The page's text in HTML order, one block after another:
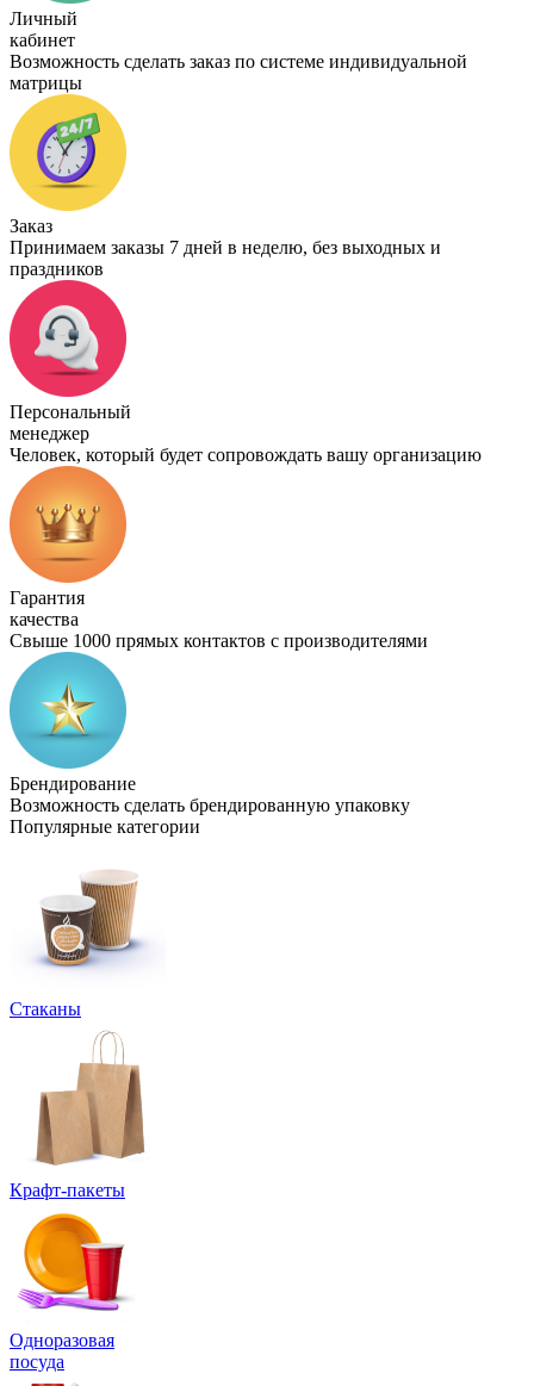
Личный
кабинет
Возможность сделать заказ по системе индивидуальной
матрицы
Заказ
Принимаем заказы 7 дней в неделю, без выходных и
праздников
Персональный
менеджер
Человек, который будет сопровождать вашу организацию
Гарантия
качества
Свыше 1000 прямых контактов с производителями
Брендирование
Возможность сделать брендированную упаковку
Популярные категории
Стаканы
Крафт-пакеты
Одноразовая
посуда